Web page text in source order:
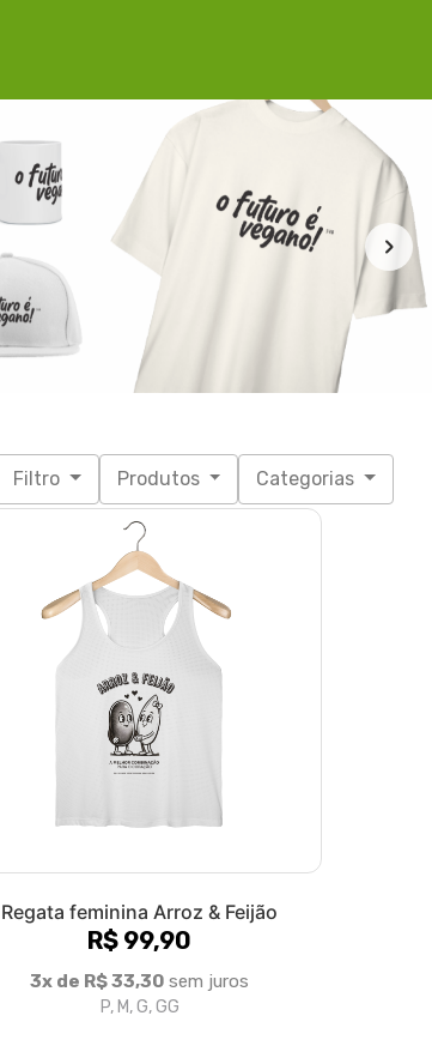
Filtro Produtos Categorias
Regata feminina Arroz & Feijão
R$ 99,90
3x de R$ 33,30 sem juros
P, M, G, GG